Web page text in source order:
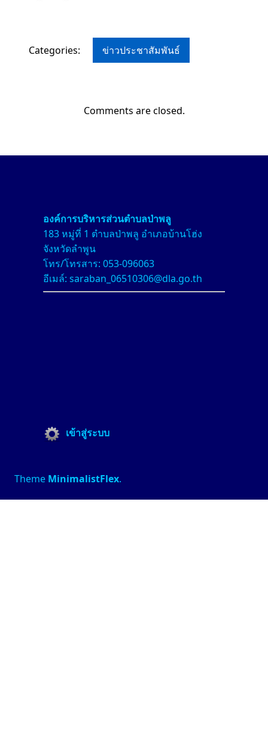
Categories: ข่าวประชาสัมพันธ์
Comments are closed.
องค์การบริหารส่วนตำบลป่าพลู
183 หมู่ที่ 1 ตำบลป่าพลู อำเภอบ้านโฮ่ง
จังหวัดลำพูน
โทร/โทรสาร: 053-096063
อีเมล์: saraban_06510306@dla.go.th
เข้าสู่ระบบ
Theme MinimalistFlex.